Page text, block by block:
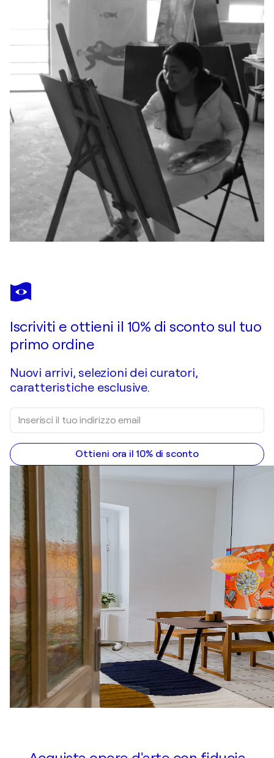
Iscriviti e ottieni il 10% di sconto sul tuo
primo ordine
Nuovi arrivi, selezioni dei curatori,
caratteristiche esclusive.
Ottieni ora il 10% di sconto